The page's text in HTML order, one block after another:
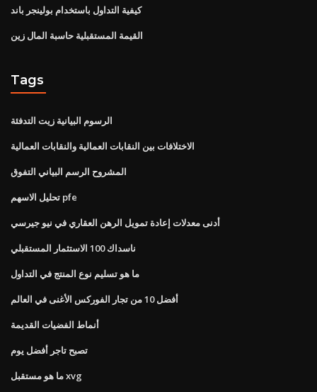
كيفية التداول باستخدام بولينجر باند
القيمة المستقبلية حاسبة المال زين
Tags
الرسوم البيانية زيت التدفئة
الاختلافات بين النقابات العمالية والنقابات العمالية
المشروح الرسم البياني التفوق
تحليل الاسهم pfe
أدنى معدلات إعادة تمويل الرهن العقاري في نيو جيرسي
ناسداك 100 الاستثمار المستقبلي
ما هو تسليم نوع المنتج في التداول
أفضل 10 من تجار الفوركس الأغنى في العالم
أنماط الفضيات القديمة
تصبح تاجر أفضل يوم
ما هو مستقبل xvg